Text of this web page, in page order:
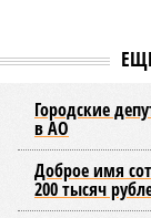
Городские
в АО
Доброе имя
200 тысяч